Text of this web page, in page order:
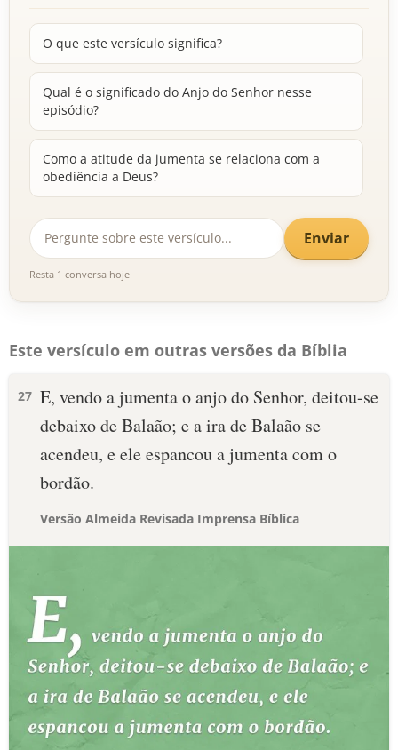
O que este versículo significa?
Qual é o significado do Anjo do Senhor nesse
episódio?
Como a atitude da jumenta se relaciona com a
obediência a Deus?
Enviar
Resta 1 conversa hoje
Este versículo em outras versões da Bíblia
27 E, vendo a jumenta o anjo do Senhor, deitou-se
debaixo de Balaão; e a ira de Balaão se
acendeu, e ele espancou a jumenta com o
bordão.
Versão Almeida Revisada Imprensa Bíblica